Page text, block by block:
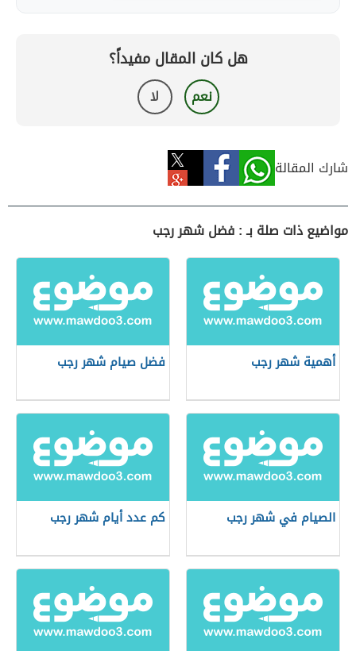
هل كان المقال مفيداً؟
نعم لا
شارك المقالة
مواضيع ذات صلة بـ : فضل شهر رجب
أهمية شهر رجب فضل صيام شهر رجب
الصيام في شهر رجب كم عدد أيام شهر رجب